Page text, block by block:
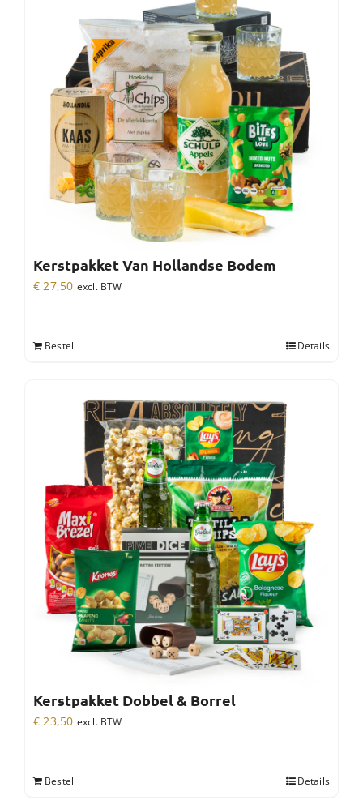
Kerstpakket Van Hollandse Bodem
€ 27,50 excl. BTW
Bestel Details
Kerstpakket Dobbel & Borrel
€ 23,50 excl. BTW
Bestel Details